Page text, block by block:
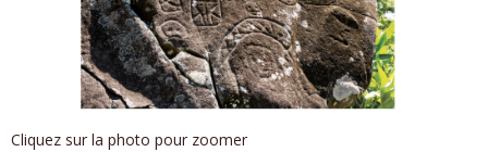
Cliquez sur la photo pour zoomer